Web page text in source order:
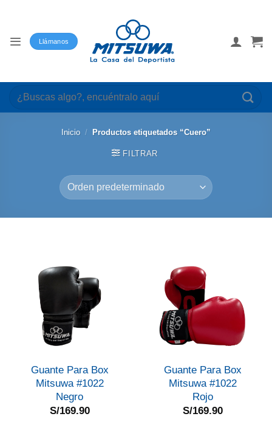
Llámanos
Buscar
por:
Inicio / Productos etiquetados “Cuero”
FILTRAR
Guante Para Box
Mitsuwa #1022
Negro
S/169.90
Guante Para Box
Mitsuwa #1022
Rojo
S/169.90